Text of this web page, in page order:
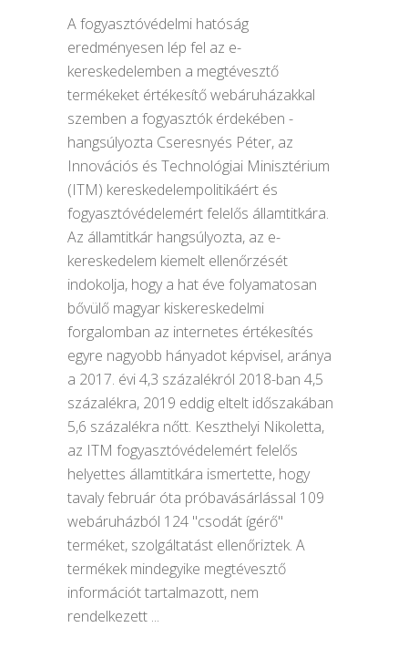
A fogyasztóvédelmi hatóság
eredményesen lép fel az e-
kereskedelemben a megtévesztő
termékeket értékesítő webáruházakkal
szemben a fogyasztók érdekében -
hangsúlyozta Cseresnyés Péter, az
Innovációs és Technológiai Minisztérium
(ITM) kereskedelempolitikáért és
fogyasztóvédelemért felelős államtitkára.
Az államtitkár hangsúlyozta, az e-
kereskedelem kiemelt ellenőrzését
indokolja, hogy a hat éve folyamatosan
bővülő magyar kiskereskedelmi
forgalomban az internetes értékesítés
egyre nagyobb hányadot képvisel, aránya
a 2017. évi 4,3 százalékról 2018-ban 4,5
százalékra, 2019 eddig eltelt időszakában
5,6 százalékra nőtt. Keszthelyi Nikoletta,
az ITM fogyasztóvédelemért felelős
helyettes államtitkára ismertette, hogy
tavaly február óta próbavásárlással 109
webáruházból 124 "csodát ígérő"
terméket, szolgáltatást ellenőriztek. A
termékek mindegyike megtévesztő
információt tartalmazott, nem
rendelkezett